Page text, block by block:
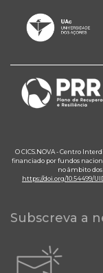
O CICS.NOVA - Centro
financiado por fundos
no âmbito dos
https://doi.org/10.54499/
Subscreva a